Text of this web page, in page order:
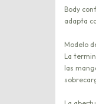
Body
adapta
Modelo
La
las